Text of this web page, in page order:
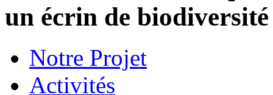
un écrin de
Notre Projet
Activités